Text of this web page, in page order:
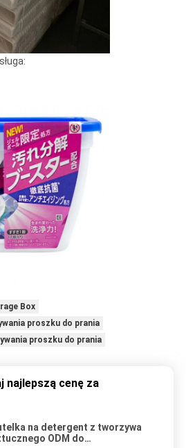
Box
proszku do prania
proszku do prania
najlepszą cenę za
na detergent z tworzywa
ODM do